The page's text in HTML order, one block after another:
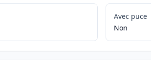
Avec puce
Non